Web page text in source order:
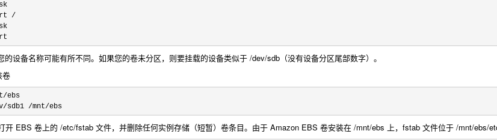
/
的设备名称可能有所不同。如果您的卷未分区，则要挂载的设备类似于 /dev/sdb （没有设备分区尾部数字）。
卷
ebs
sdb1 /mnt/ebs
开 EBS 卷上的 /etc/fstab 文件，并删除任何实例存储（短暂）卷条目。由于 Amazon EBS 卷安装在 /mnt/ebs 上， fstab 文件位于 /mnt/ebs/